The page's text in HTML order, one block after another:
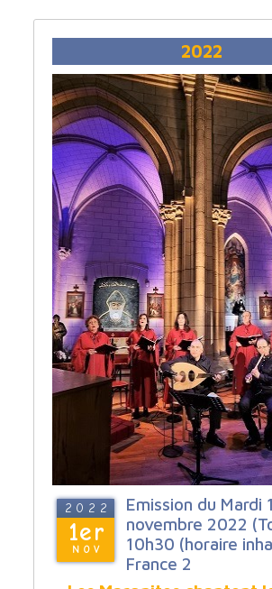
2022
2022
1er
NOV
Emission du Mardi
novembre 2022
10h30 (horaire
France 2